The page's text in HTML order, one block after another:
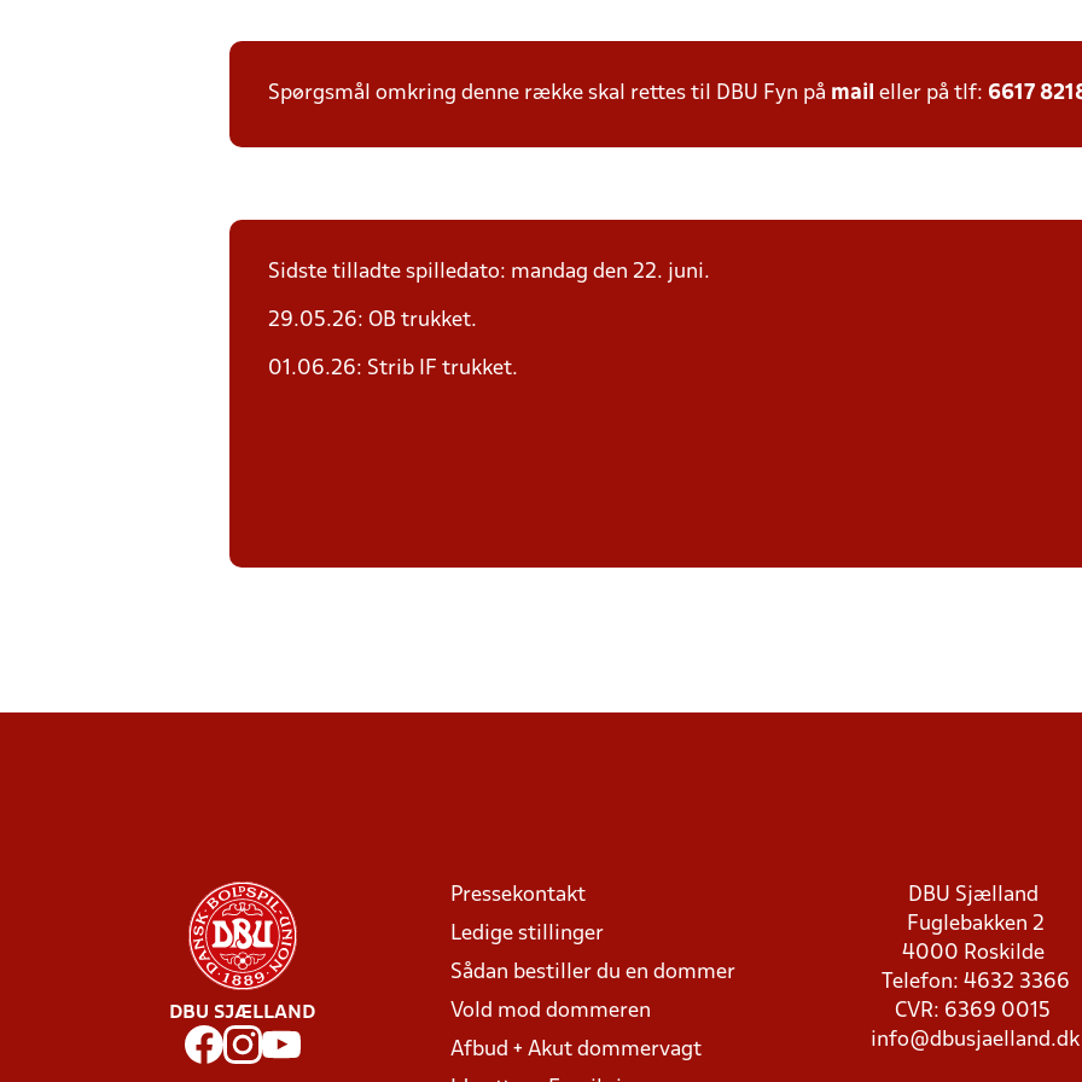
Spørgsmål omkring denne række skal rettes til DBU Fyn på mail eller på tlf: 6617
Sidste tilladte spilledato: mandag den 22. juni.
29.05.26: OB trukket.
01.06.26: Strib IF trukket.
DBU SJÆLLAND
Pressekontakt
Ledige stillinger
Sådan bestiller du en dommer
Vold mod dommeren
Afbud + Akut dommervagt
DBU Sjælland
Fuglebakken 2
4000 Roskilde
Telefon: 4632 3366
CVR: 6369 0015
info@dbusjaelland.dk